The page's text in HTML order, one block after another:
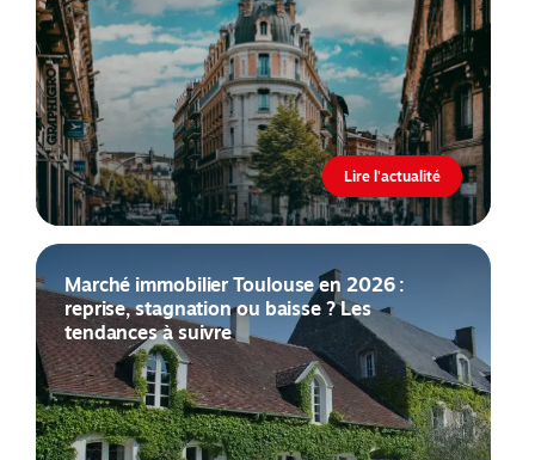
Lire l'actualité
Marché immobilier Toulouse en 2026 :
reprise, stagnation ou baisse ? Les
tendances à suivre